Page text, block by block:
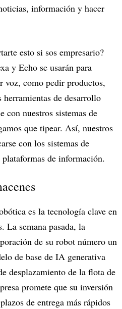
información y hacer
esto si sos empresario?
y Echo se usarán para
voz, como pedir productos,
de desarrollo
con nuestros sistemas de
que tipear. Así, nuestros
con los sistemas de
de información.
es la tecnología clave en
La semana pasada, la
de su robot número un
de base de IA generativa
desplazamiento de la flota de
promete que su inversión
de entrega más rápidos